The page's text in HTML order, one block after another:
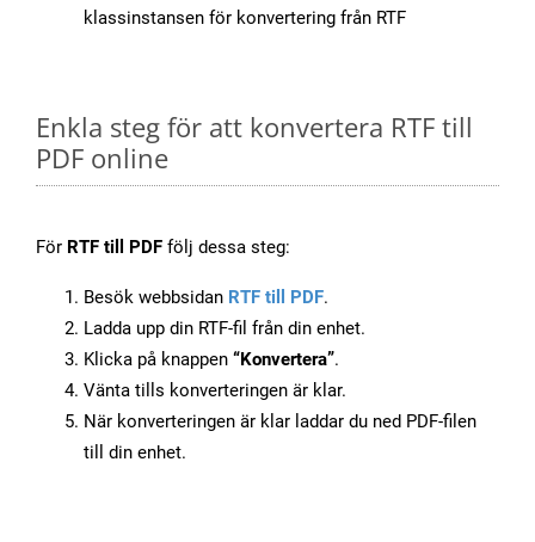
klassinstansen för konvertering från RTF
Enkla steg för att konvertera RTF till
PDF online
För RTF till PDF följ dessa steg:
Besök webbsidan RTF till PDF.
Ladda upp din RTF-fil från din enhet.
Klicka på knappen “Konvertera”.
Vänta tills konverteringen är klar.
När konverteringen är klar laddar du ned PDF-filen
till din enhet.